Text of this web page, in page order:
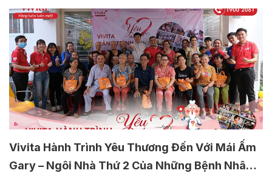
Vivita Hành Trình Yêu Thương Đến Với Mái Ấm
Gary – Ngôi Nhà Thứ 2 Của Những Bệnh Nhân